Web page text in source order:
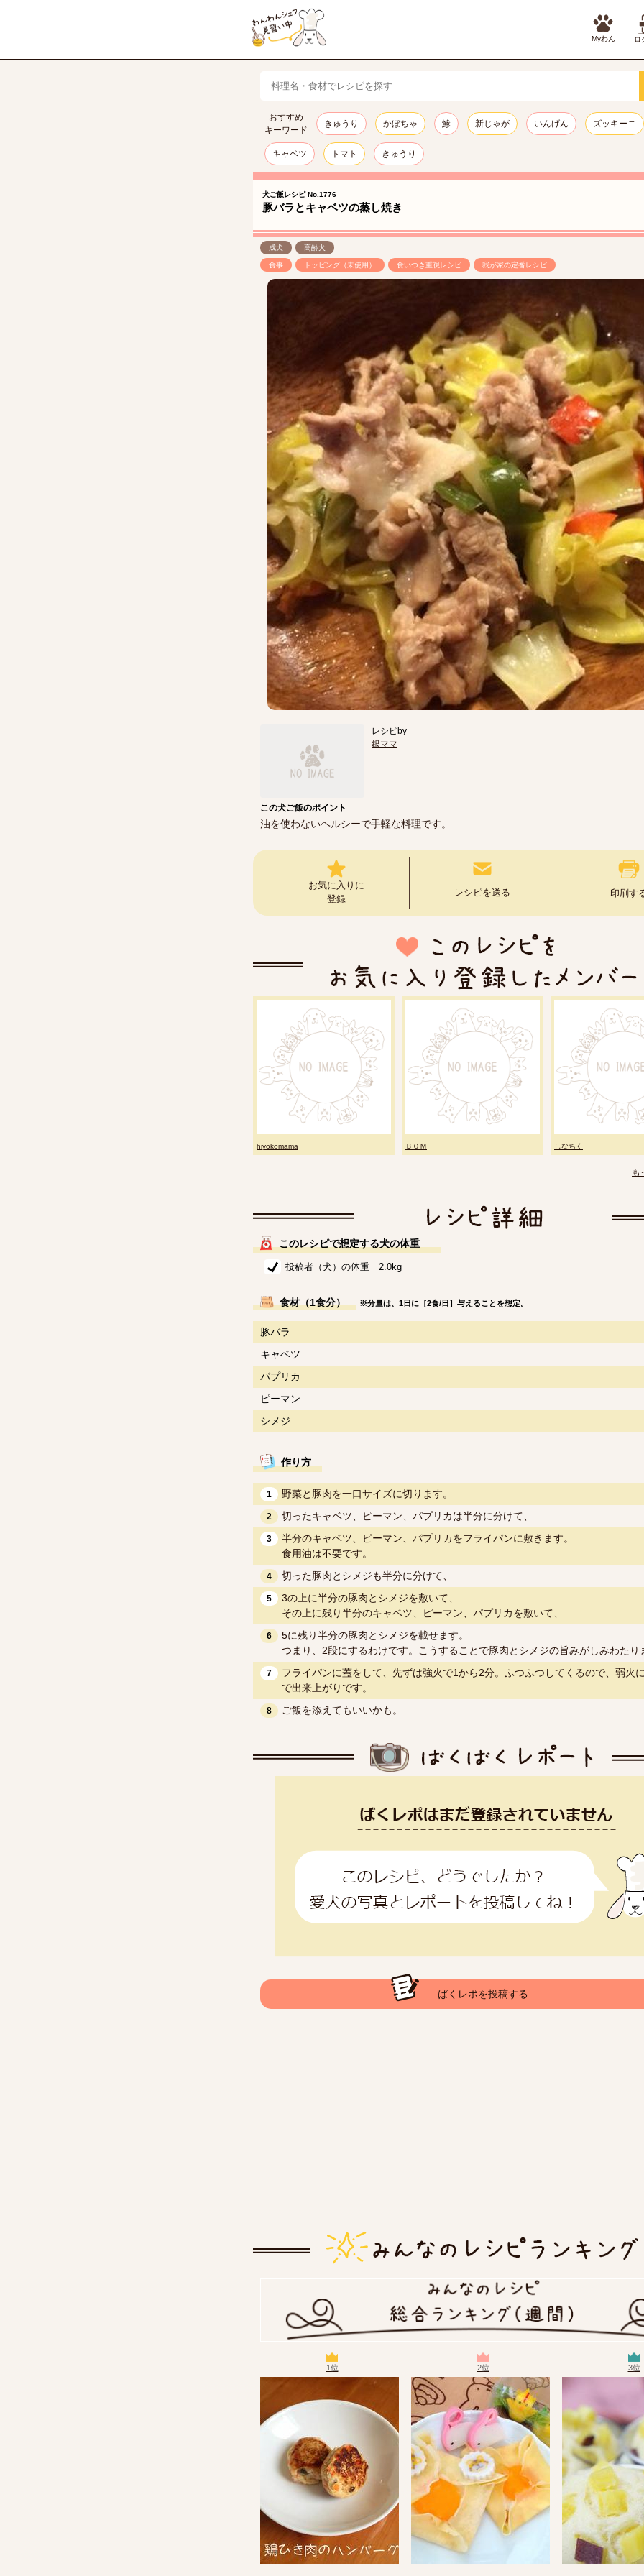
Myわん ロ
おすすめ
キーワード
きゅうり かぼちゃ 鯵 新じゃが いんげん ズッキーニ
キャベツ トマト きゅうり
犬ご飯レシピ No.1776
豚バラとキャベツの蒸し焼き
成犬 高齢犬
食事 トッピング（未使用） 食いつき重視レシピ 我が家の定番レシピ
レシピby
銀ママ
この犬ご飯のポイント
油を使わないヘルシーで手軽な料理です。
お気に入りに
登録
レシピを送る 印刷す
hiyokomama ＢＯＭ しなちく
も
このレシピで想定する犬の体重
投稿者（犬）の体重 2.0kg
食材（1食分） ※分量は、1日に［2食/日］与えることを想定。
豚バラ
キャベツ
パプリカ
ピーマン
シメジ
作り方
1 野菜と豚肉を一口サイズに切ります。
2 切ったキャベツ、ピーマン、パプリカは半分に分けて、
3
半分のキャベツ、ピーマン、パプリカをフライパンに敷きます。
食用油は不要です。
4 切った豚肉とシメジも半分に分けて、
5
3の上に半分の豚肉とシメジを敷いて、
その上に残り半分のキャベツ、ピーマン、パプリカを敷いて、
6
5に残り半分の豚肉とシメジを載せます。
つまり、2段にするわけです。こうすることで豚肉とシメジの旨みがしみわたり
7
フライパンに蓋をして、先ずは強火で1から2分。ふつふつしてくるので、弱火
で出来上がりです。
8 ご飯を添えてもいいかも。
ばくレポを投稿する
1位 2位 3位